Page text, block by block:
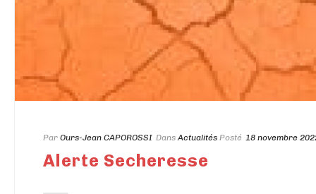
Par Ours-Jean CAPOROSSI DansActualités Posté 18 novembre
Alerte Secheresse